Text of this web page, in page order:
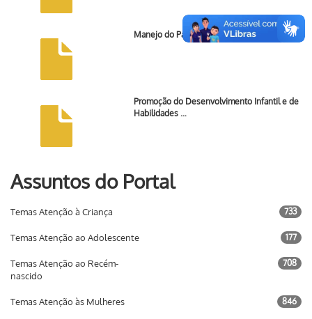
Manejo do Paciente com Diarreia – Cartaz
Promoção do Desenvolvimento Infantil e de
Habilidades …
Assuntos do Portal
Temas Atenção à Criança 733
Temas Atenção ao Adolescente 177
Temas Atenção ao Recém-
nascido
708
Temas Atenção às Mulheres 846